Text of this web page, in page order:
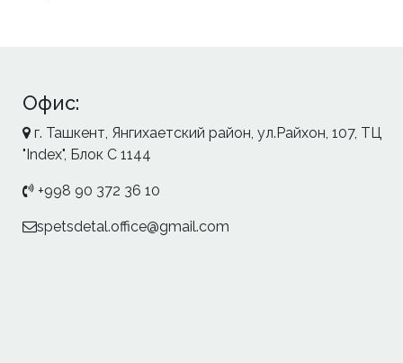
Офис:
г. Ташкент, Янгихаетский район, ул.Райхон, 107, ТЦ
"Index", Блок С 1144
+998 90 372 36 10
spetsdetal.office@gmail.com